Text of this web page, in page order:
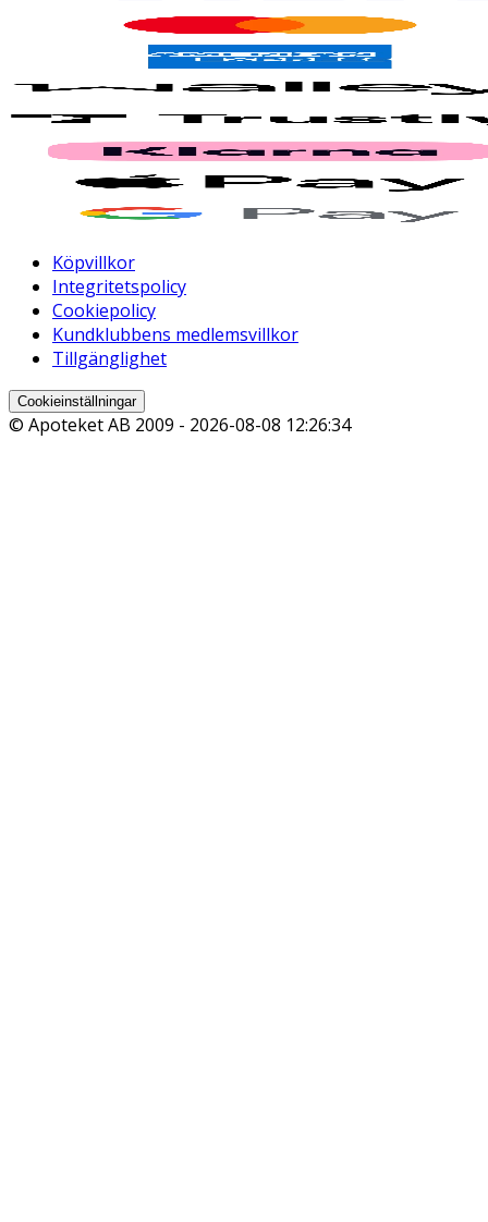
Köpvillkor
Integritetspolicy
Cookiepolicy
Kundklubbens medlemsvillkor
Tillgänglighet
Cookieinställningar
© Apoteket AB 2009 - 2026-08-08 12:26:34